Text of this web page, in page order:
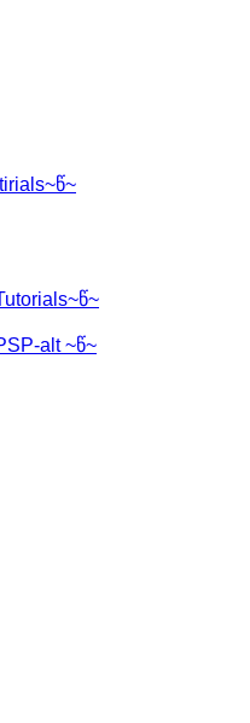
alt ~წ~